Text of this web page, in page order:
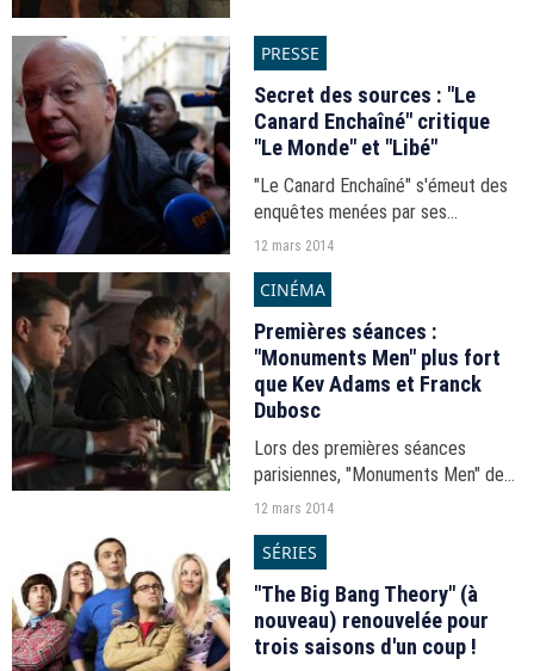
leurs réactions.
PRESSE
Secret des sources : "Le
Canard Enchaîné" critique
"Le Monde" et "Libé"
"Le Canard Enchaîné" s'émeut des
enquêtes menées par ses
confrères pour connaître les
enregistrements de Patrick
Buisson.
12 mars 2014
CINÉMA
Premières séances :
"Monuments Men" plus fort
que Kev Adams et Franck
Dubosc
Lors des premières séances
parisiennes, "Monuments Men" de
et avec George Clooney s'est
de Babel".
12 mars 2014
SÉRIES
"The Big Bang Theory" (à
nouveau) renouvelée pour
trois saisons d'un coup !